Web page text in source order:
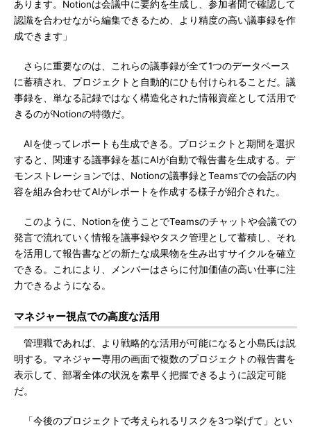
あります。Notionは会議中に要約を生成し、参加者間で確認して
認識を合わせながら編集できるため、より精度の高い議事録を作
成できます」
さらに重要なのは、これらの議事録が全て1つのデータベース
に蓄積され、プロジェクトと自動的にひも付けられることだ。議
事録を、単なる記録ではなく構造化された情報資産として活用で
きるのがNotionの特徴だ。
AIを使ってレポートも生成できる。プロジェクトと期間を選択
すると、関連する議事録を基にAIが自動で報告書を生成する。デ
モンストレーションでは、Notionの議事録とTeamsでの会話の内
容を組み合わせてAIがレポートを作成する様子が紹介された。
このように、Notionを使うことでTeamsのチャットや会議での
発言で流れていく情報を議事録やタスク管理として蓄積し、それ
を活用して報告書などの新たな成果物を生み出すサイクルを確立
できる。これにより、メンバーはさらに付加価値の高い仕事に注
力できるようになる。
マネジャー視点での高度な活用
管理職であれば、より戦略的な活用が可能になると小島氏は説
明する。マネジャー専用の画面で複数のプロジェクトの報告書を
表示して、部署全体の状況を素早く把握できるように設定可能
だ。
「今後のプロジェクトで考えられるリスクを3つ挙げて」とい